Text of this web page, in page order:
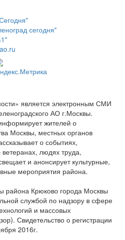
сегодня"
является электронным СМИ
АО г.Москвы.
жителей о
Москвы, местных органов
о событиях,
людях труда,
и анонсирует культурные,
мероприятия района.
района Крюково города Москвы
службой по надзору в сфере
и массовых
Свидетельство о регистрации
2016г.